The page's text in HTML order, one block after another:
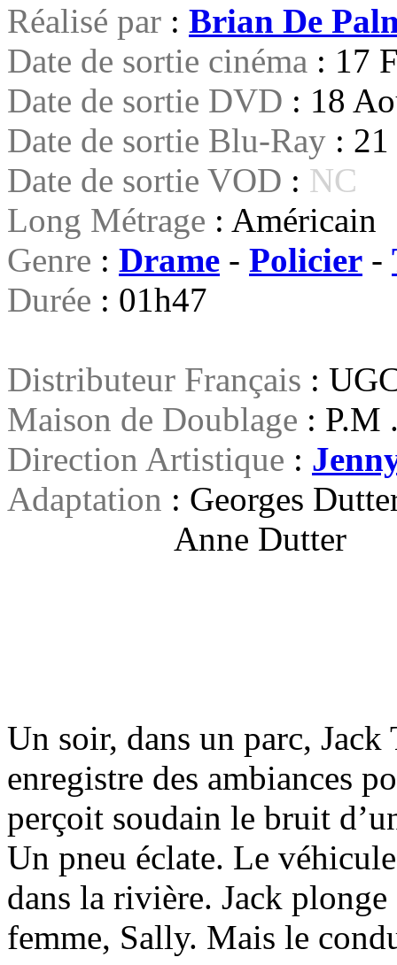
Réalisé par : Brian De
Date de sortie cinéma : 17
Date de sortie DVD : 18
Date de sortie Blu-Ray :
Date de sortie VOD : NC
Long Métrage : Américain
Genre : Drame - Policier -
Durée : 01h47
Distributeur Français :
Maison de Doublage : P.M
Direction Artistique :
Adaptation : Georges
Anne Dutter
Un soir, dans un parc,
enregistre des ambiances
perçoit soudain le bruit
Un pneu éclate. Le
dans la rivière. Jack
femme, Sally. Mais le